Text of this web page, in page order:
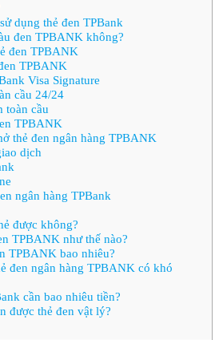
dụng thẻ đen TPBank
đen TPBANK không?
đen TPBANK
TPBANK
Visa Signature
cầu 24/24
toàn cầu
TPBANK
thẻ đen ngân hàng TPBANK
dịch
ngân hàng TPBank
được không?
TPBANK như thế nào?
TPBANK bao nhiêu?
đen ngân hàng TPBANK có khó
cần bao nhiêu tiền?
được thẻ đen vật lý?